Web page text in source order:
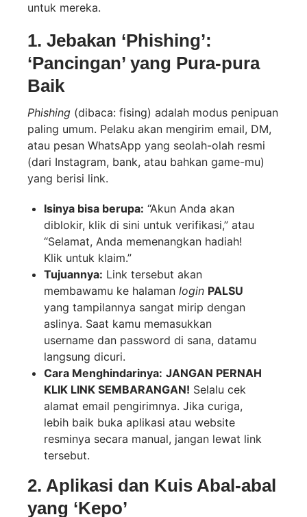
untuk mereka.
1. Jebakan ‘Phishing’:
‘Pancingan’ yang Pura-pura
Baik
Phishing (dibaca: fising) adalah modus penipuan
paling umum. Pelaku akan mengirim email, DM,
atau pesan WhatsApp yang seolah-olah resmi
(dari Instagram, bank, atau bahkan game-mu)
yang berisi link.
Isinya bisa berupa: “Akun Anda akan
diblokir, klik di sini untuk verifikasi,” atau
“Selamat, Anda memenangkan hadiah!
Klik untuk klaim.”
Tujuannya: Link tersebut akan
membawamu ke halaman login PALSU
yang tampilannya sangat mirip dengan
aslinya. Saat kamu memasukkan
username dan password di sana, datamu
langsung dicuri.
Cara Menghindarinya: JANGAN PERNAH
KLIK LINK SEMBARANGAN! Selalu cek
alamat email pengirimnya. Jika curiga,
lebih baik buka aplikasi atau website
resminya secara manual, jangan lewat link
tersebut.
2. Aplikasi dan Kuis Abal-abal
yang ‘Kepo’